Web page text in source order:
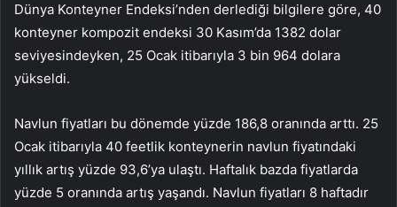
Dünya Konteyner Endeksi’nden derlediği bilgilere göre, 40
konteyner kompozit endeksi 30 Kasım’da 1382 dolar
seviyesindeyken, 25 Ocak itibarıyla 3 bin 964 dolara
yükseldi.
Navlun fiyatları bu dönemde yüzde 186,8 oranında arttı. 25
Ocak itibarıyla 40 feetlik konteynerin navlun fiyatındaki
yıllık artış yüzde 93,6’ya ulaştı. Haftalık bazda fiyatlarda
yüzde 5 oranında artış yaşandı. Navlun fiyatları 8 haftadır